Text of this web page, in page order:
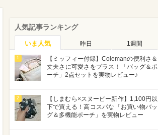
人気記事ランキング
いま人気 昨日 1週間
1
【ミッフィー付録】Colemanの便利さ＆
丈夫さに可愛さをプラス！「バッグ＆ポ
ーチ」2点セットを実物レビュー♪
2
【しまむら×スヌーピー新作】1,100円以
下で買える！高コスパな「お買い物バッ
グ＆多機能ポーチ」を実物レビュー